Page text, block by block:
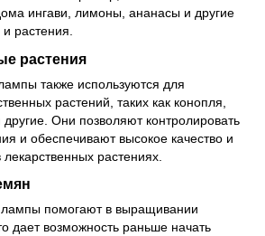
ингави, лимоны, ананасы и другие
растения.
растения
также используются для
растений, таких как конопля,
Они позволяют контролировать
и обеспечивают высокое качество и
растениях.
помогают в выращивании
дает возможность раньше начать